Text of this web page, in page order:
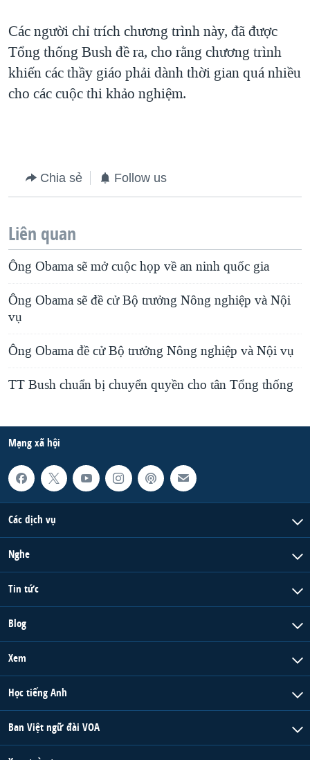
Các người chỉ trích chương trình này, đã được
Tổng thống Bush đề ra, cho rằng chương trình
khiến các thầy giáo phải dành thời gian quá nhiều
cho các cuộc thi khảo nghiệm.
Chia sẻ Follow us
Liên quan
Ông Obama sẽ mở cuộc họp về an ninh quốc gia
Ông Obama sẽ đề cử Bộ trưởng Nông nghiệp và Nội
vụ
Ông Obama đề cử Bộ trưởng Nông nghiệp và Nội vụ
TT Bush chuẩn bị chuyển quyền cho tân Tổng thống
Mạng xã hội
Các dịch vụ
Nghe
Tin tức
Blog
Xem
Học tiếng Anh
Ban Việt ngữ đài VOA